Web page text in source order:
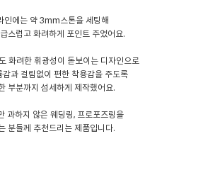
인에는 약 3mm스톤을 세팅해
스럽고 화려하게 포인트 주었어요.
화려한 휘광성이 돋보이는 디자인으로
감과 걸림없이 편한 착용감을 주도록
부분까지 섬세하게 제작했어요.
과하지 않은 웨딩링, 프로포즈링을
분들께 추천드리는 제품입니다.